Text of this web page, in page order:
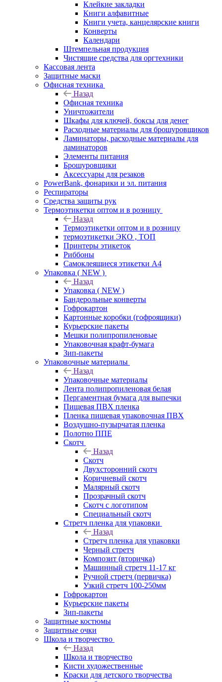
Клейкие закладки
Книги алфавитные
Книги учета, канцелярские книги
Конверты
Календари
Штемпельная продукция
Чистящие средства для оргтехники
Кассовая лента
Защитные маски
Офисная техника
Назад
Офисная техника
Уничтожители
Шкафы для ключей, боксы для денег
Расходные материалы для брошуровщиков
Ламинаторы, расходные материалы для
ламинаторов
Элементы питания
Брошуровщики
Аксессуары для резаков
PowerBank, фонарики и эл. питания
Респираторы
Средства защиты рук
Термоэтикетки оптом и в розницу
Назад
Термоэтикетки оптом и в розницу
термоэтикетки ЭКО , ТОП
Принтеры этикеток
Риббоны
Самоклеящиеся этикетки А4
Упаковка ( NEW )
Назад
Упаковка ( NEW )
Бандерольные конверты
Гофрокартон
Картонные коробки (гофроящики)
Курьерские пакеты
Мешки полипропиленовые
Упаковочная крафт-бумага
Зип-пакеты
Упаковочные материалы
Назад
Упаковочные материалы
Лента полипропиленовая белая
Пергаментная бумага для выпечки
Пищевая ПВХ пленка
Пленка пищевая упаковочная ПВХ
Воздушно-пузырчатая пленка
Полотно ППЕ
Скотч
Назад
Скотч
Двухсторонний скотч
Коричневый скотч
Малярный скотч
Прозрачный скотч
Скотч с логотипом
Специальный скотч
Стретч пленка для упаковки
Назад
Стретч пленка для упаковки
Черный стретч
Композит (вторичка)
Машинный стретч 11-17 кг
Ручной стретч (первичка)
Узкий стретч 100-250мм
Гофрокартон
Курьерские пакеты
Зип-пакеты
Защитные костюмы
Защитные очки
Школа и творчество
Назад
Школа и творчество
Кисти художественные
Краски для детского творчества